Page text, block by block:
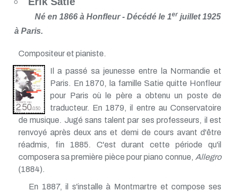
Né en 1866 à Honfleur - Décédé le 1er juillet 1925
à Paris.
Compositeur et pianiste.
Il a passé sa jeunesse entre la Normandie et
Paris. En 1870, la famille Satie quitte Honfleur
pour Paris où le père a obtenu un poste de
traducteur. En 1879, il entre au Conservatoire
de musique. Jugé sans talent par ses professeurs, il est
renvoyé après deux ans et demi de cours avant d'être
réadmis, fin 1885. C'est durant cette période qu'il
composera sa première pièce pour piano connue, Allegro
(1884).
En 1887, il s'installe à Montmartre et compose ses